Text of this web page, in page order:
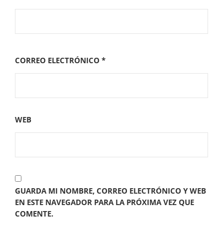
CORREO ELECTRÓNICO *
WEB
GUARDA MI NOMBRE, CORREO ELECTRÓNICO Y WEB
EN ESTE NAVEGADOR PARA LA PRÓXIMA VEZ QUE
COMENTE.